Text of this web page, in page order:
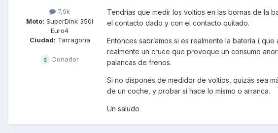
7,9k
Moto: SuperDink 350i
Euro4
Ciudad: Tarragona
Donador
Tendrías que medir los voltios en las bornas de la
el contacto dado y con el contacto quitado.
Entonces sabríamos si es realmente la batería (
realmente un cruce que provoque un consumo
palancas de frenos.
Si no dispones de medidor de voltios, quizás sea
de un coche, y probar si hace lo mismo o arranca.
Un saludo